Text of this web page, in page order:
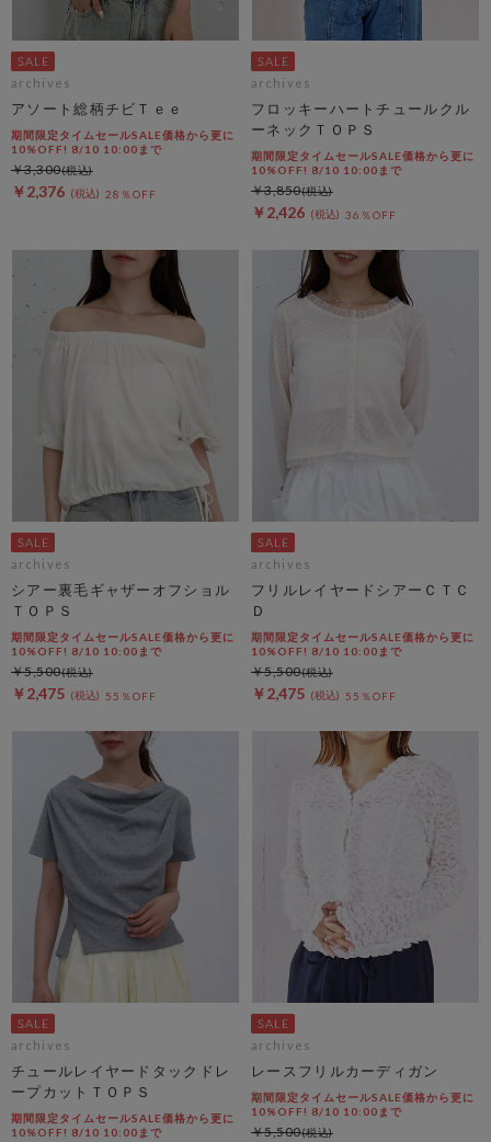
archives
アソート総柄チビＴｅｅ
期間限定タイムセールSALE価格から更に
10%OFF! 8/10 10:00まで
￥2,376 28％OFF
￥3,300
archives
フロッキーハートチュールクル
ーネックＴＯＰＳ
期間限定タイムセールSALE価格から更に
10%OFF! 8/10 10:00まで
￥2,426 36％OFF
￥3,850
archives
シアー裏毛ギャザーオフショル
ＴＯＰＳ
期間限定タイムセールSALE価格から更に
10%OFF! 8/10 10:00まで
￥2,475 55％OFF
￥5,500
archives
フリルレイヤードシアーＣＴＣ
Ｄ
期間限定タイムセールSALE価格から更に
10%OFF! 8/10 10:00まで
￥2,475 55％OFF
￥5,500
archives
チュールレイヤードタックドレ
ープカットＴＯＰＳ
期間限定タイムセールSALE価格から更に
10%OFF! 8/10 10:00まで
archives
レースフリルカーディガン
期間限定タイムセールSALE価格から更に
10%OFF! 8/10 10:00まで
￥5,500